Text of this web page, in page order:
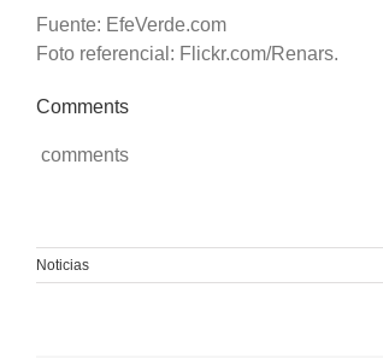
Fuente: EfeVerde.com
Foto referencial: Flickr.com/Renars.
Comments
comments
Noticias